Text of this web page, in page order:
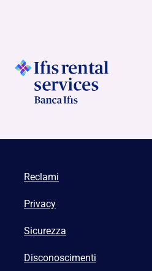
Reclami
Privacy
Sicurezza
Disconoscimenti